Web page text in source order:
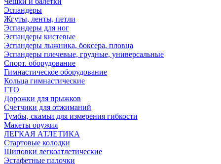
Эспандеры
Жгуты, ленты, петли
Эспандеры для ног
Эспандеры кистевые
Эспандеры лыжника, боксера, пловца
Эспандеры плечевые, грудные, универсальные
Спорт. оборудование
Гимнастическое оборудование
Кольца гимнастические
ГТО
Дорожки для прыжков
Счетчики для отжиманий
Тумбы, скамьи для измерения гибкости
Макеты оружия
ЛЕГКАЯ АТЛЕТИКА
Стартовые колодки
Шиповки легкоатлетические
Эстафетные палочки